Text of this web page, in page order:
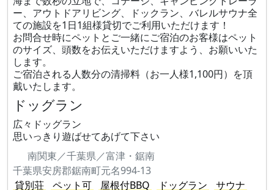
ー、アウトドアリビング、ドックラン、バレルサウナ全
ての施設を1日1組様貸切でご利用いただけます！
お問合せ時にペットとご一緒にご宿泊のお客様はペット
のサイズ、頭数をお伝えいただけますよう、お願いいた
します。
ご宿泊される人数分の清掃料（お一人様1,100円）を頂
戴いたします。
ドッグラン
広々ドッグラン
思いっきり遊ばせてあげて下さい
南関東／千葉県／富津・鋸南
千葉県安房郡鋸南町元名994-13
貸別荘
ペット可 屋根付BBQ ドッグラン サウナ